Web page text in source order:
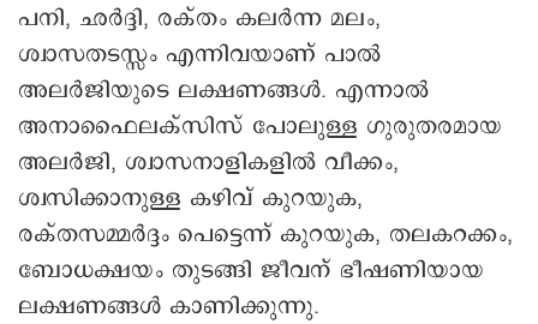
പനി, ഛർദ്ദി, രക്തം കലര്‍ന്ന മലം,
ശ്വാസതടസ്സം എന്നിവയാണ് പാൽ
അലർജിയുടെ ലക്ഷണങ്ങൾ. എന്നാല്‍
അനാഫൈലക്സിസ് പോലുള്ള ഗുരുതരമായ
അലര്‍ജി, ശ്വാസനാളികളിൽ വീക്കം,
ശ്വസിക്കാനുള്ള കഴിവ് കുറയുക,
രക്തസമ്മർദ്ദം പെട്ടെന്ന് കുറയുക, തലകറക്കം,
ബോധക്ഷയം തുടങ്ങി ജീവന് ഭീഷണിയായ
ലക്ഷണങ്ങള്‍ കാണിക്കുന്നു.